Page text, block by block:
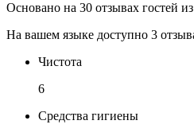
Основано на 30 отзывах гостей
На вашем языке доступно 3
Чистота
6
Средства гигиены